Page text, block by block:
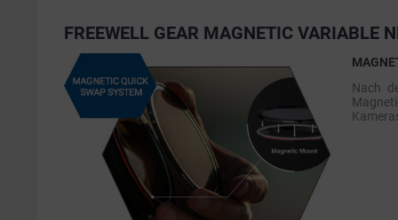
FREEWELL GEAR MAGNETIC VARIABLE
Nach